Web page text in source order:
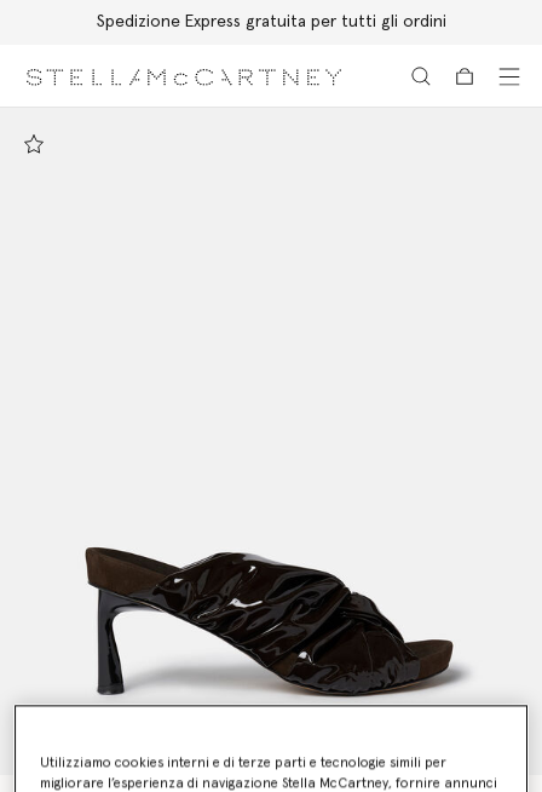
Spedizione Express gratuita per tutti gli ordini
Utilizziamo cookies interni e di terze parti e tecnologie simili per
migliorare l’esperienza di navigazione Stella McCartney, fornire annunci